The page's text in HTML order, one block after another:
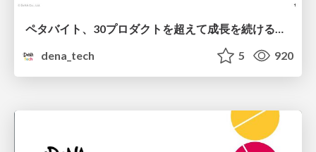
dena_tech
5 920